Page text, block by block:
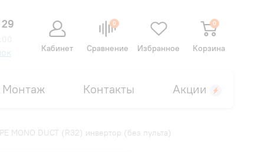
Кабинет
0
Сравнение Избранное
0
Корзина
Монтаж Контакты Акции
MONO DUCT (R32) инвертор (без пульта)